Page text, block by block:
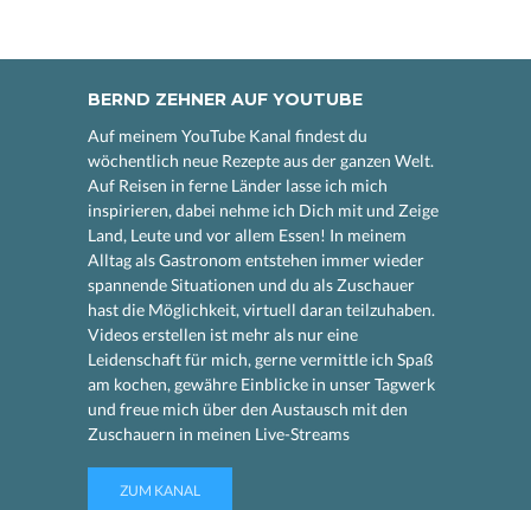
BERND ZEHNER AUF YOUTUBE
Auf meinem YouTube Kanal findest du
wöchentlich neue Rezepte aus der ganzen Welt.
Auf Reisen in ferne Länder lasse ich mich
inspirieren, dabei nehme ich Dich mit und Zeige
Land, Leute und vor allem Essen! In meinem
Alltag als Gastronom entstehen immer wieder
spannende Situationen und du als Zuschauer
hast die Möglichkeit, virtuell daran teilzuhaben.
Videos erstellen ist mehr als nur eine
Leidenschaft für mich, gerne vermittle ich Spaß
am kochen, gewähre Einblicke in unser Tagwerk
und freue mich über den Austausch mit den
Zuschauern in meinen Live-Streams
ZUM KANAL